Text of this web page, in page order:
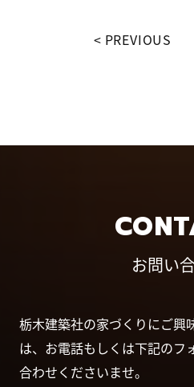
PREVIOUS
お問い
栃木建築社の家づくりにご興
は、お電話もしくは下記のフ
合わせくださいませ。